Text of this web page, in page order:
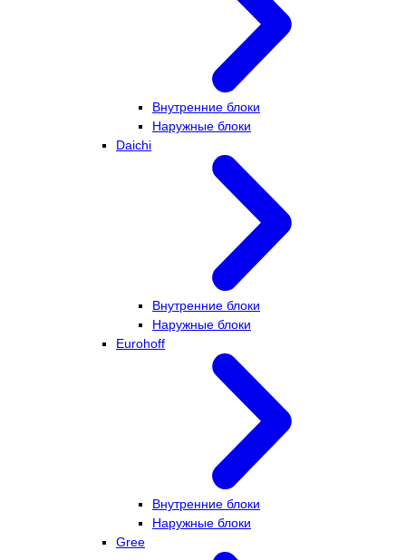
Внутренние блоки
Наружные блоки
Daichi
Внутренние блоки
Наружные блоки
Eurohoff
Внутренние блоки
Наружные блоки
Gree